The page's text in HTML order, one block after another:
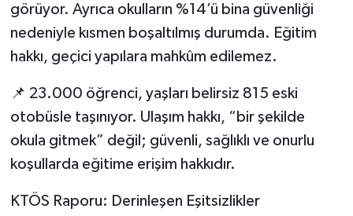
görüyor. Ayrıca okulların %14’ü bina güvenliği
nedeniyle kısmen boşaltılmış durumda. Eğitim
hakkı, geçici yapılara mahkûm edilemez.
📌 23.000 öğrenci, yaşları belirsiz 815 eski
otobüsle taşınıyor. Ulaşım hakkı, “bir şekilde
okula gitmek” değil; güvenli, sağlıklı ve onurlu
koşullarda eğitime erişim hakkıdır.
KTÖS Raporu: Derinleşen Eşitsizlikler